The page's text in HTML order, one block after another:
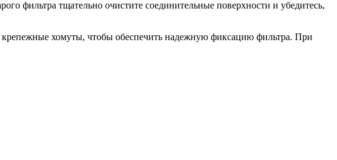
фильтра тщательно очистите соединительные поверхности и убедитесь,
крепежные хомуты, чтобы обеспечить надежную фиксацию фильтра. При